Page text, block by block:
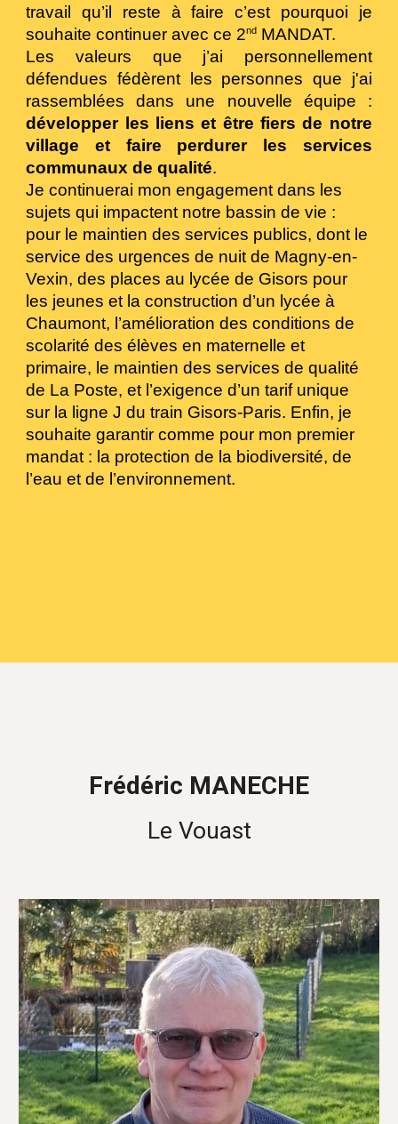
travail qu’il reste à faire c’est pourquoi je
souhaite continuer avec ce 2nd MANDAT.
Les valeurs que j’ai personnellement
défendues fédèrent les personnes que j'ai
rassemblées dans une nouvelle équipe :
développer les liens et être fiers de notre
village et faire perdurer les services
communaux de qualité.
Je continuerai mon engagement dans les
sujets qui impactent notre bassin de vie :
pour le maintien des services publics, dont le
service des urgences de nuit de Magny-en-
Vexin, des places au lycée de Gisors pour
les jeunes et la construction d’un lycée à
Chaumont, l’amélioration des conditions de
scolarité des élèves en maternelle et
primaire, le maintien des services de qualité
de La Poste, et l’exigence d’un tarif unique
sur la ligne J du train Gisors-Paris. Enfin, je
souhaite garantir comme pour mon premier
mandat : la protection de la biodiversité, de
l’eau et de l’environnement.
Frédéric MANECHE
Le Vouast